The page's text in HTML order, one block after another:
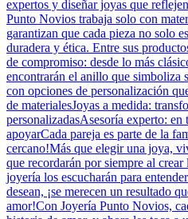
expertos y diseñar joyas que
Punto Novios trabaja solo con
garantizan que cada pieza no solo
duradera y ética. Entre sus
de compromiso: desde lo más
encontrarán el anillo que simboliza
con opciones de personalización
de materialesJoyas a medida:
personalizadasAsesoría experto:
apoyarCada pareja es parte de la
cercano!Más que elegir una joya,
que recordarán por siempre al
joyería los escucharán para
desean, ¡se merecen un resultado
amor!Con Joyería Punto Novios,